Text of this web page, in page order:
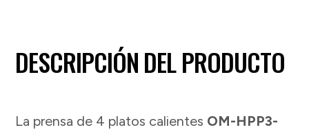
DESCRIPCIÓN DEL PRODUCTO
La prensa de 4 platos calientes OM-HPP3-